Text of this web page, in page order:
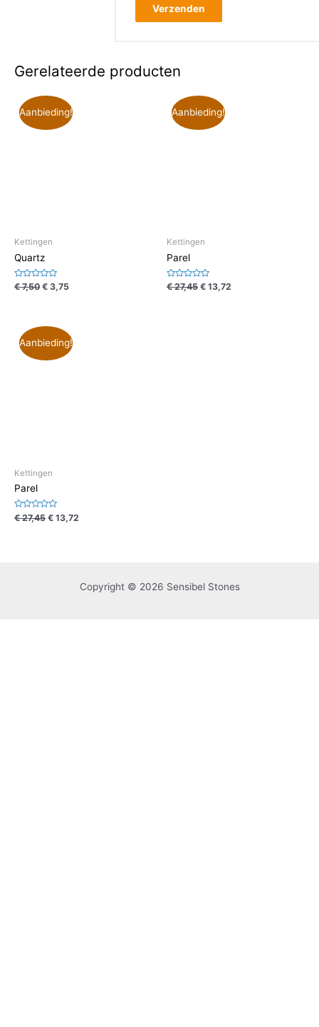
Gerelateerde producten
Aanbieding!
Kettingen
Quartz
Waardering
€7,50 € 3,75
Aanbieding!
Kettingen
Parel
Waardering
€27,45 € 13,72
Aanbieding!
Kettingen
Parel
Waardering
0
€27,45 € 13,72
Copyright © 2026 Sensibel Stones